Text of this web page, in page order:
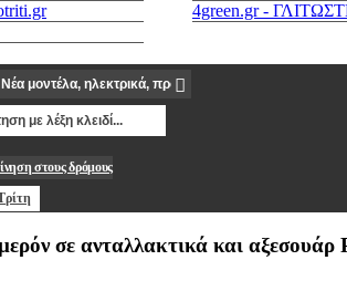
4green.gr -
στους δρόμους
σε ανταλλακτικά και